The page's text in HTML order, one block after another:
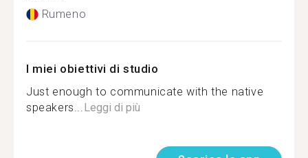
Rumeno
I miei obiettivi di studio
Just enough to communicate with the native
speakers...Leggi di più